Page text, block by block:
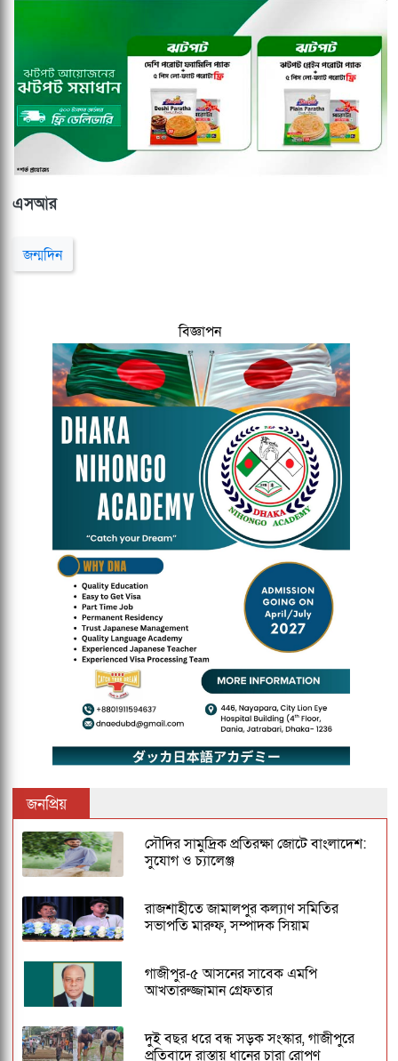
এসআর
জন্মদিন
বিজ্ঞাপন
জনপ্রিয়
সৌদির সামুদ্রিক প্রতিরক্ষা জোটে বাংলাদেশ:
সুযোগ ও চ্যালেঞ্জ
রাজশাহীতে জামালপুর কল্যাণ সমিতির
সভাপতি মারুফ, সম্পাদক সিয়াম
গাজীপুর-৫ আসনের সাবেক এমপি
আখতারুজ্জামান গ্রেফতার
দুই বছর ধরে বন্ধ সড়ক সংস্কার, গাজীপুরে
প্রতিবাদে রাস্তায় ধানের চারা রোপণ